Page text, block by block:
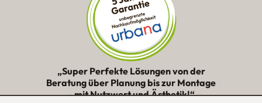
„Super Perfekte Lösungen von der
Beratung über Planung bis zur Montage
– mit Nutzwert und Ästhetik!“